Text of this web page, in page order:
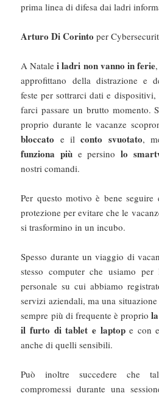
prima linea di difesa dai ladri
Arturo Di Corinto per
A Natalei ladri non vanno in ferie
approfittano della distrazione e
feste per sottrarci dati e
farci passare un brutto momento.
proprio durante le vacanze
bloccato e ilconto svuotato,
funziona più e persinolo
nostri comandi.
Per questo motivo è bene
protezione per evitare che le
si trasformino in un incubo.
Spesso durante un viaggio di
stesso computer che usiamo
personale su cui abbiamo
servizi aziendali, ma una
sempre più di frequente è proprio
il furto di tablet e laptope con
anche di quelli sensibili.
Può inoltre succedere che
compromessi durante una